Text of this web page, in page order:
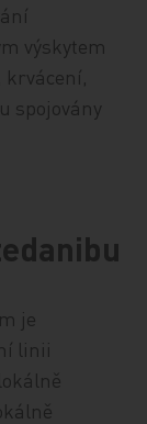
výskytem
spojovány
je
linii